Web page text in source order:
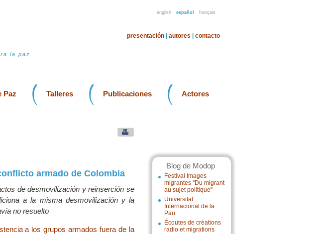
english español français
la paz
presentación autores contacto
Paz Talleres Publicaciones Actores
Blog de Modop
Festival Images
migrantes "Du migrant
au sujet politique"
Universitat
Internacional de la
Pau
Écoutes de créations
radio et migrations
armado de Colombia
de desmovilización y reinserción se
a la misma desmovilización y la
no resuelto
a los grupos armados fuera de la